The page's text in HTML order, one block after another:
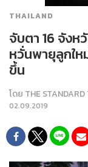
THAILAND
จับตา 16 จังห
หวั่นพายุลูกให
ขึ้น
โดย THE
02.09.2019